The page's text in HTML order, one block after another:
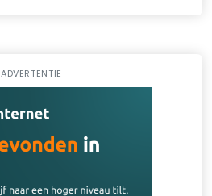
ADVERTENTIE